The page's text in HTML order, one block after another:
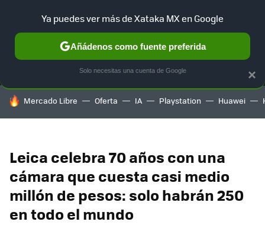
MENÚ NUEVO
GAMING HOME AUTO
HOY SE HABLA DE
Mercado Libre Oferta IA Playstation Huawei
Leica celebra 70 años con una
cámara que cuesta casi medio
millón de pesos: solo habrán 250
en todo el mundo
×
Ya puedes ver más de Xataka MX en Google
Añádenos como fuente preferida
Solo necesitas una cuenta de Google